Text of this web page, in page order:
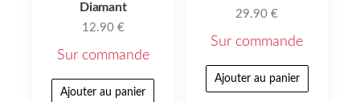
Diamant
12.90 €
Sur commande
Ajouter au panier
29.90€
Sur commande
Ajouter au panier